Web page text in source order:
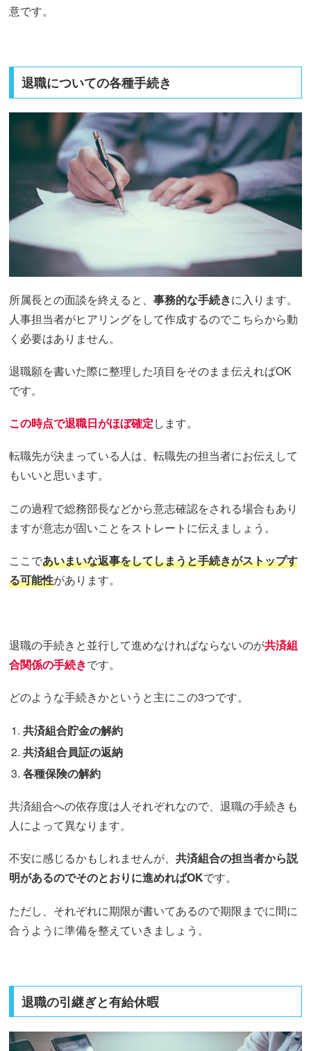
意です。
退職についての各種手続き
所属長との面談を終えると、事務的な手続きに入ります。
人事担当者がヒアリングをして作成するのでこちらから動
く必要はありません。
退職願を書いた際に整理した項目をそのまま伝えればOK
です。
この時点で退職日がほぼ確定します。
転職先が決まっている人は、転職先の担当者にお伝えして
もいいと思います。
この過程で総務部長などから意志確認をされる場合もあり
ますが意志が固いことをストレートに伝えましょう。
ここであいまいな返事をしてしまうと手続きがストップす
る可能性があります。
退職の手続きと並行して進めなければならないのが共済組
合関係の手続きです。
どのような手続きかというと主にこの3つです。
共済組合貯金の解約
共済組合員証の返納
各種保険の解約
共済組合への依存度は人それぞれなので、退職の手続きも
人によって異なります。
不安に感じるかもしれませんが、共済組合の担当者から説
明があるのでそのとおりに進めればOKです。
ただし、それぞれに期限が書いてあるので期限までに間に
合うように準備を整えていきましょう。
退職の引継ぎと有給休暇